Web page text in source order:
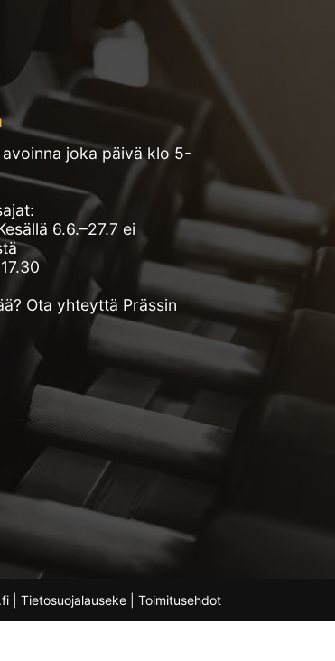
avoinna joka päivä klo 5-
6.6.–27.7 ei
Ota yhteyttä Prässin
| Tietosuojalauseke Toimitusehdot